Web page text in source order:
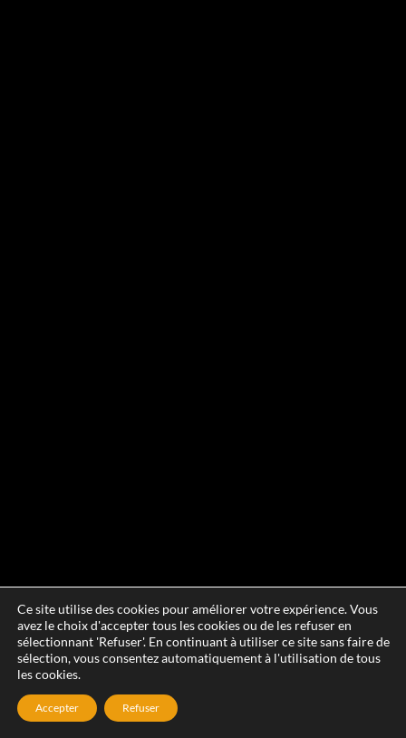
Ce site utilise des cookies pour améliorer votre expérience. Vous
avez le choix d'accepter tous les cookies ou de les refuser en
sélectionnant 'Refuser'. En continuant à utiliser ce site sans faire de
sélection, vous consentez automatiquement à l'utilisation de tous
les cookies.
Accepter Refuser